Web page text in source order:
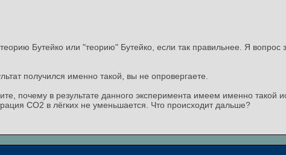
Бутейко или "теорию" Бутейко, если так правильнее. Я
получился именно такой, вы не опровергаете.
почему в результате данного эксперимента имеем именно такой
СО2 в лёгких не уменьшается. Что происходит дальше?